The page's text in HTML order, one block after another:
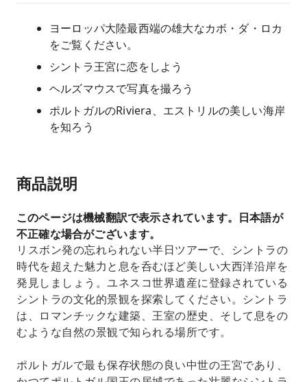
ヨーロッパ大陸最西端の雄大なカボ・ダ・ロカ
をご覧ください。
シントラ王宮に恋をしよう
ヘルズマウスで写真を撮ろう
ポルトガルのRiviera、エストリルの美しい海岸
を知ろう
商品説明
このページは機械翻訳で表示されています。日本語が
不正確な場合がございます。
リスボン発の忘れられない半日ツアーで、シントラの
時代を超えた魅力と息を呑むほど美しい大西洋沿岸を
発見しましょう。ユネスコ世界遺産に登録されている
シントラの文化的景観を探索してください。シントラ
は、ロマンチックな建築、王室の歴史、そして息をの
むような自然の景観で知られる場所です。
ポルトガルで最も保存状態の良い中世の王宮であり、